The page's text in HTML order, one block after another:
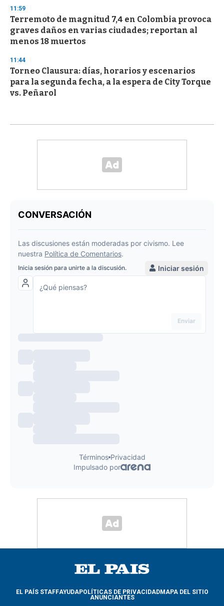
11:59
Terremoto de magnitud 7,4 en Colombia provoca
graves daños en varias ciudades; reportan al
menos 18 muertos
11:44
Torneo Clausura: días, horarios y escenarios
para la segunda fecha, a la espera de City Torque
vs. Peñarol
EL PAÍS STAFFAYUDAPOLÍTICAS DE PRIVACIDADMAPA DEL SITIO
ANUNCIANTES